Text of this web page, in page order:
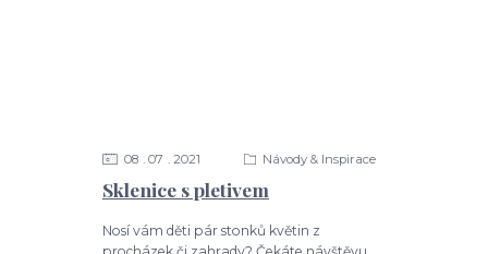
Sklenice s pletivem
08 07 2021 Návody & Inspirace
Nosí vám děti pár stonků květin z